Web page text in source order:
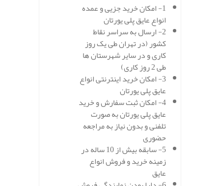
1- امکان خرید جزیی و عمده
انواع عایق پلی یورتان
2- ارسال به سراسر نقاط
کشور (در تهران طی یک روز
کاری و در سایر شهرستان ها
طی 2 روز کاری)
3- امکان خرید اینترنتی انواع
عایق پلی یورتان
4- امکان ثبت سفارش و خرید
عایق پلی یورتان به صورت
تلفنی و بدون نیاز به مراجعه
حضوری
5- سابقه بیش از 10 ساله در
زمینه خرید و فروش انواع
عایق